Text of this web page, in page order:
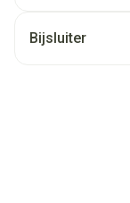
Bijsluiter